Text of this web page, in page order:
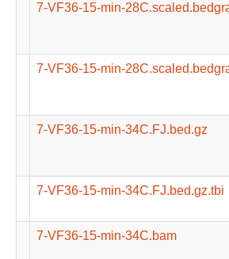
7-VF36-15-min-
7-VF36-15-min-
7-VF36-15-min-34C.FJ.bed.gz
7-VF36-15-min-34C.FJ.bed.gz.tbi
7-VF36-15-min-34C.bam